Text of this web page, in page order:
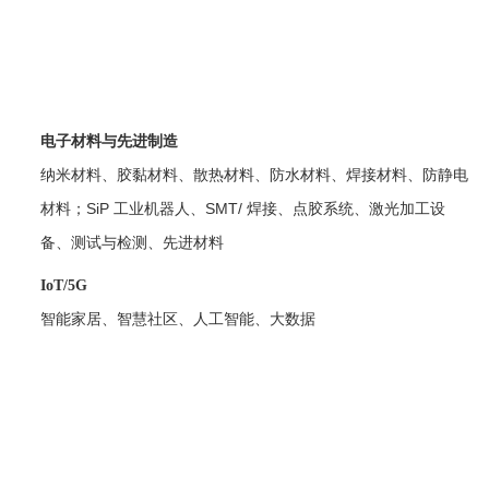
电子材料与先进制造
纳米材料、胶黏材料、散热材料、防水材料、焊接材料、防静电
材料；SiP 工业机器人、SMT/焊接、点胶系统、激光加工设
备、测试与检测、先进材料
IoT/5G
智能家居、智慧社区、人工智能、大数据